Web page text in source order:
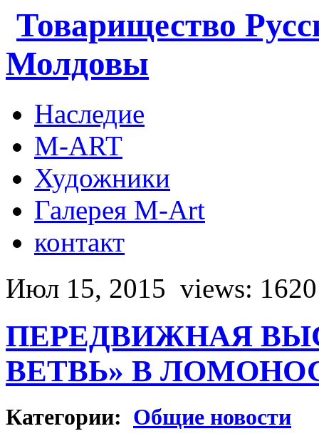
Товарищество
Молдовы
Наследие
M-ART
Художники
Галерея M-Art
контакт
Июл 15, 2015 views: 1620
ПЕРЕДВИЖНАЯ
ВЕТВЬ» В
Категории: Общие новости